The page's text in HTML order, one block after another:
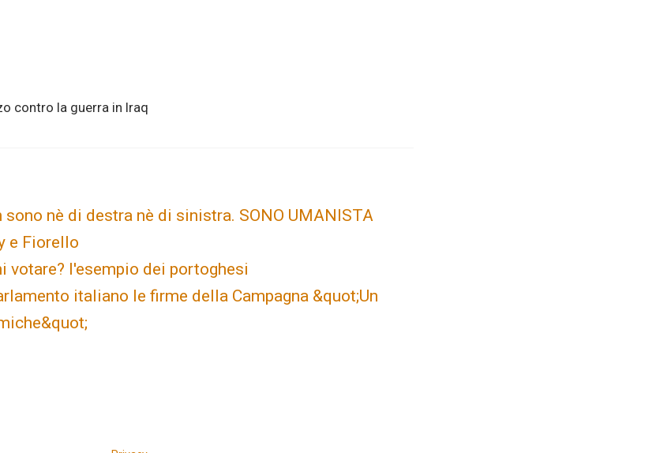
contro la guerra in Iraq
sono nè di destra nè di sinistra. SONO UMANISTA
e Fiorello
votare? l'esempio dei portoghesi
italiano le firme della Campagna &quot;Un